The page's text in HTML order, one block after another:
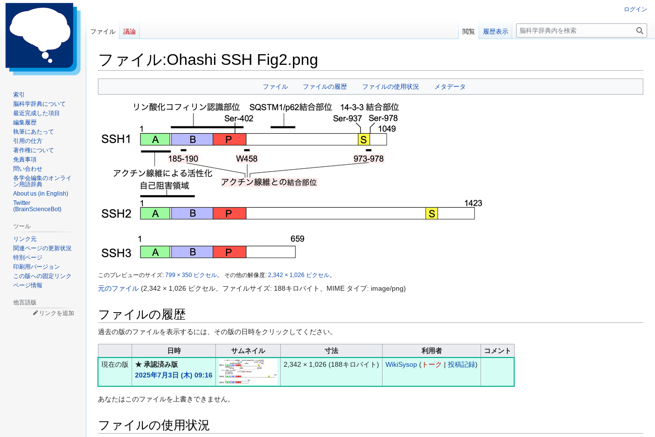
ファイル:Ohashi SSH Fig2.png
ビ
ョ
索
ファイル ファイルの履歴 ファイルの使用状況 メタデータ
このプレビューのサイズ: 799 × 350 ピクセル。 その他の解像度: 2,342 × 1,026 ピクセル。
元のファイル (2,342 × 1,026 ピクセル、ファイルサイズ: 188キロバイト、MIME タイプ: image/png)
ファイルの履歴
過去の版のファイルを表示するには、その版の日時をクリックしてください。
日時 サムネイル 寸法 利用者
コメント
現在の版
★ 承認済み版
2025年7月3日 (木) 09:16
2,342 × 1,026 (188キロバイト) WikiSysop (トーク | 投稿記録)
あなたはこのファイルを上書きできません。
ファイルの使用状況
ログイン
ファイル 議論 閲覧 履歴表示
検
索
索引
脳科学辞典について
最近完成した項目
編集履歴
執筆にあたって
引用の仕方
著作権について
免責事項
問い合わせ
各学会編集のオンライ
ン用語辞典
About us (in English)
Twitter
(BrainScienceBot)
ツール
リンク元
関連ページの更新状況
特別ページ
印刷用バージョン
この版への固定リンク
ページ情報
他言語版
リンクを追加